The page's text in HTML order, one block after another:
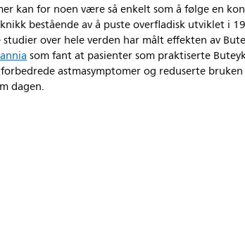
kan for noen være så enkelt som å følge en
bestående av å puste overfladisk utviklet i
over hele verden har målt effekten av
som fant at pasienter som praktiserte
astmasymptomer og reduserte
dagen.